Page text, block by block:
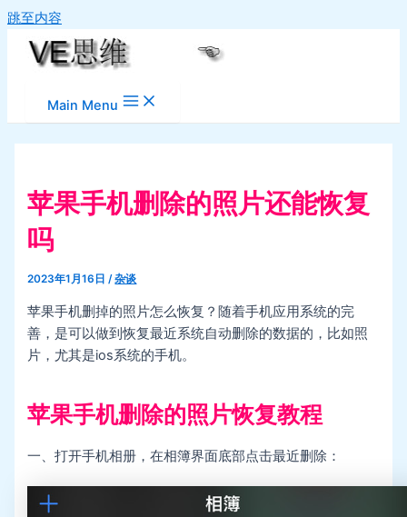
跳至内容
Main Menu
苹果手机删除的照片还能恢复
吗
2023年1月16日/杂谈
苹果手机删掉的照片怎么恢复？随着手机应用系统的完
善，是可以做到恢复最近系统自动删除的数据的，比如照
片，尤其是ios系统的手机。
苹果手机删除的照片恢复教程
一、打开手机相册，在相簿界面底部点击最近删除：